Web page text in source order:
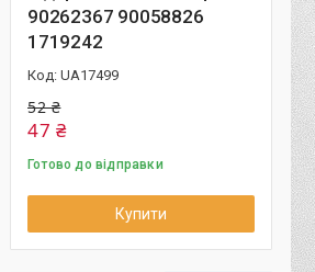
90262367 90058826
1719242
UA17499
52 ₴
47 ₴
Готово до відправки
Купити